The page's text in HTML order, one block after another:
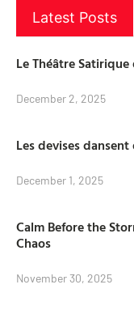
Latest Posts
Le Théâtre Satirique
December 2, 2025
Les devises
December 1, 2025
Calm Before the
Chaos
November 30, 2025